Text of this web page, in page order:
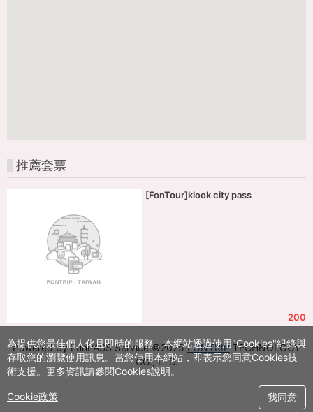
推薦套票
[FonTour]klook city pass
200
Powered by FunPASS Service ©2025FONTRIPTECHNOLOGY
CO., LTD.
為提供您最佳個人化且即時的服務，本網站透過使用"Cookies"紀錄與
存取您的瀏覽使用訊息。當您使用本網站，即表示您同意Cookies技
術支援。更多資訊請參閱Cookies說明。
我同意
Cookie政策